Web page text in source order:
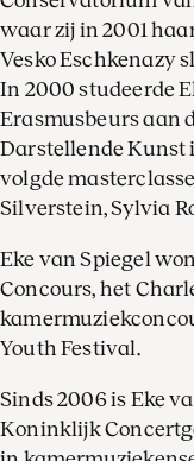
waar zij in 2001
Vesko Eschkenazy
In 2000 studeerde
Erasmusbeurs aan
Darstellende Kunst
volgde
Silverstein, Sylvia
Eke van Spiegel
Concours, het
Youth Festival.
Sinds 2006 is Eke
Koninklijk